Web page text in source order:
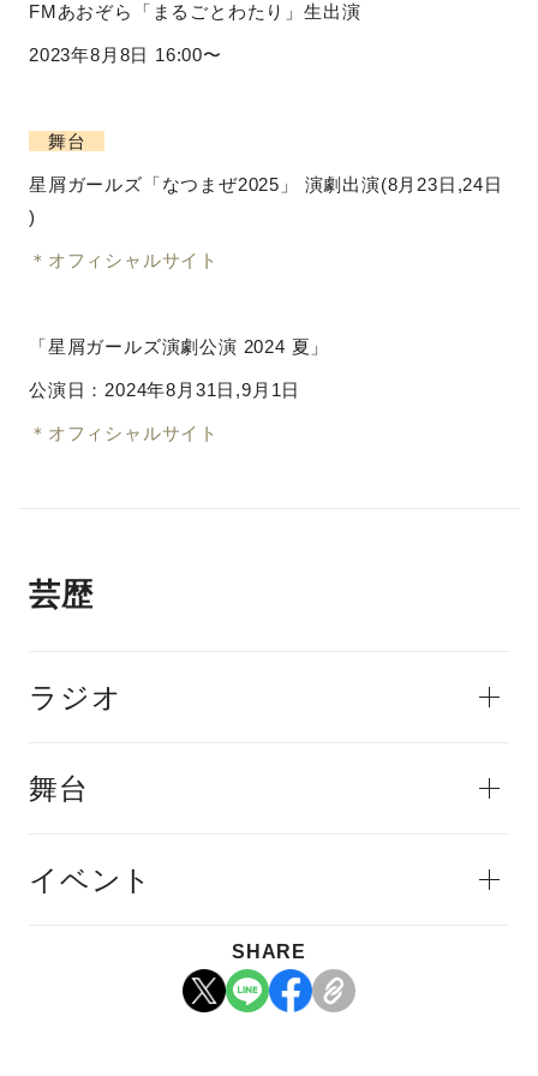
FMあおぞら「まるごとわたり」生出演
2023年8月8日 16:00〜
舞台
星屑ガールズ「なつまぜ2025」 演劇出演(8月23日,24日
)
＊オフィシャルサイト
「星屑ガールズ演劇公演 2024 夏」
公演日：2024年8月31日,9月1日
＊オフィシャルサイト
芸歴
ラジオ
舞台
イベント
SHARE